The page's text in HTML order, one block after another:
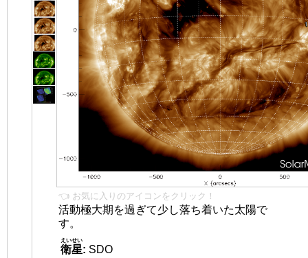
👈 お気に入りのアイコンをクリック！
活動極大期を過ぎて少し落ち着いた太陽で
す。
衛星
えいせい
: SDO